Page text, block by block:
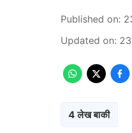
Published on:
Updated on:
4 लेख बाकी